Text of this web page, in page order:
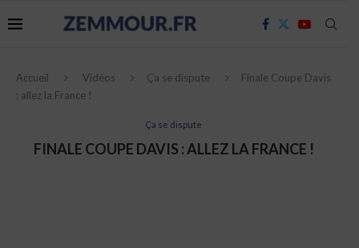
Accueil Vidéos Ça se dispute
Finale Coupe Davis
: allez la France !
Ça se dispute
FINALE COUPE DAVIS : ALLEZ LA FRANCE !